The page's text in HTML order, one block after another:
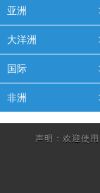
亚洲
大洋洲
国际
非洲
声明：欢迎使用